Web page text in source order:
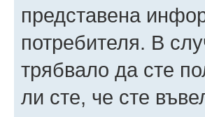
представена
потребителя. В
трябвало да сте
ли сте, че сте